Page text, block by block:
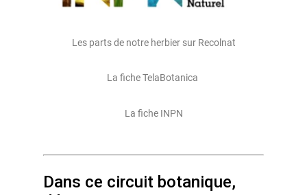
Les parts de notre herbier sur Recolnat
La fiche TelaBotanica
La fiche INPN
Dans ce circuit botanique,